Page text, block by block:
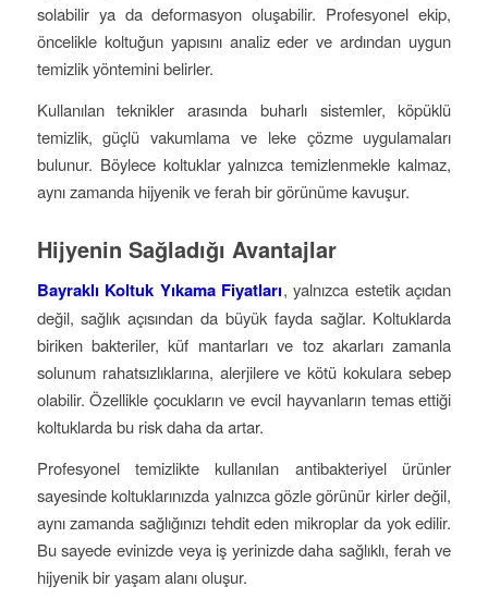
solabilir ya da deformasyon oluşabilir. Profesyonel ekip,
öncelikle koltuğun yapısını analiz eder ve ardından uygun
temizlik yöntemini belirler.
Kullanılan teknikler arasında buharlı sistemler, köpüklü
temizlik, güçlü vakumlama ve leke çözme uygulamaları
bulunur. Böylece koltuklar yalnızca temizlenmekle kalmaz,
aynı zamanda hijyenik ve ferah bir görünüme kavuşur.
Hijyenin Sağladığı Avantajlar
Bayraklı Koltuk Yıkama Fiyatları, yalnızca estetik açıdan
değil, sağlık açısından da büyük fayda sağlar. Koltuklarda
biriken bakteriler, küf mantarları ve toz akarları zamanla
solunum rahatsızlıklarına, alerjilere ve kötü kokulara sebep
olabilir. Özellikle çocukların ve evcil hayvanların temas ettiği
koltuklarda bu risk daha da artar.
Profesyonel temizlikte kullanılan antibakteriyel ürünler
sayesinde koltuklarınızda yalnızca gözle görünür kirler değil,
aynı zamanda sağlığınızı tehdit eden mikroplar da yok edilir.
Bu sayede evinizde veya iş yerinizde daha sağlıklı, ferah ve
hijyenik bir yaşam alanı oluşur.